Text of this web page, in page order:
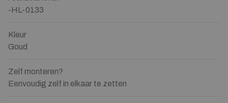
-HL-0133
Kleur
Goud
Zelf monteren?
Eenvoudig zelf in elkaar te zetten